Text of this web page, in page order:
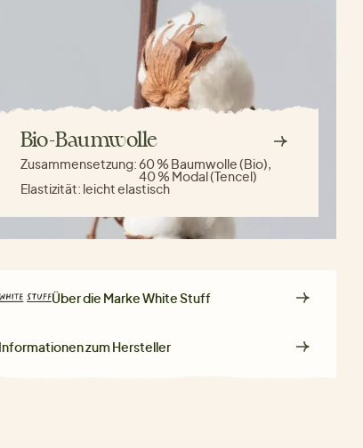
Bio-Baumwolle
Zusammensetzung:60 % Baumwolle (Bio),
40 % Modal (Tencel)
Elastizität: leicht elastisch
Über die MarkeWhite Stuff
Informationen zum Hersteller